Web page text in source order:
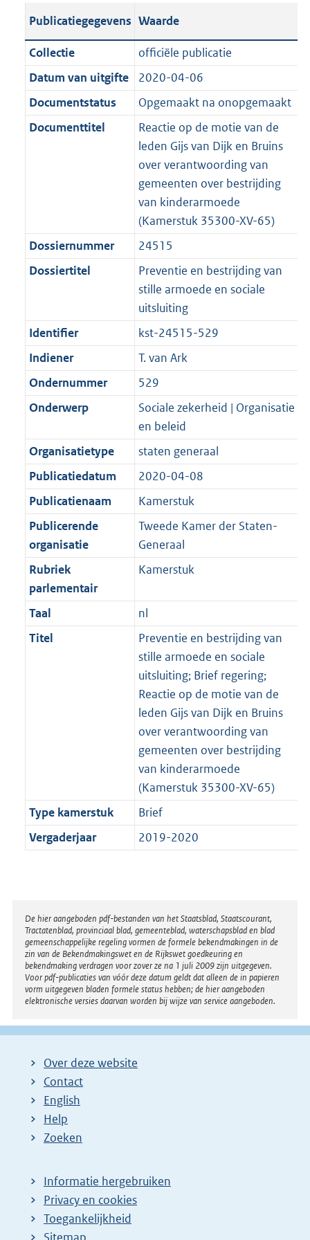
a
i
e
i
n
f
e
3
K
b
c
t
i
e
i
n
t
t
:
K
b
i
a
t
i
e
i
a
t
t
e
7
K
b
l
c
a
t
i
e
a
a
o
t
:
1
0
a
n
d
s
g
r
o
o
t
t
e
:
K
b
a
n
d
s
g
o
o
t
t
e
2
K
Publicatiegegevens Waarde
Collectie
officiële publicatie
Datum van uitgifte
2020-04-06
Documentstatus
Opgemaakt na onopgemaakt
Documenttitel
Reactie op de motie van de
leden Gijs van Dijk en Bruins
over verantwoording van
gemeenten over bestrijding
van kinderarmoede
(Kamerstuk 35300-XV-65)
Dossiernummer
24515
Dossiertitel
Preventie en bestrijding van
stille armoede en sociale
uitsluiting
Identifier
kst-24515-529
Indiener
T. van Ark
Ondernummer
529
Onderwerp
Sociale zekerheid | Organisatie
en beleid
Organisatietype
staten generaal
Publicatiedatum
2020-04-08
Publicatienaam
Kamerstuk
Publicerende
organisatie
Tweede Kamer der Staten-
Generaal
Rubriek
parlementair
Kamerstuk
Taal
nl
Titel
Preventie en bestrijding van
stille armoede en sociale
uitsluiting; Brief regering;
Reactie op de motie van de
leden Gijs van Dijk en Bruins
over verantwoording van
gemeenten over bestrijding
van kinderarmoede
(Kamerstuk 35300-XV-65)
Type kamerstuk
Brief
Vergaderjaar
2019-2020
Disclaimer
De hier aangeboden pdf-bestanden van het Staatsblad, Staatscourant,
Tractatenblad, provinciaal blad, gemeenteblad, waterschapsblad en blad
gemeenschappelijke regeling vormen de formele bekendmakingen in de
zin van de Bekendmakingswet en de Rijkswet goedkeuring en
bekendmaking verdragen voor zover ze na 1 juli 2009 zijn uitgegeven.
Voor pdf-publicaties van vóór deze datum geldt dat alleen de in papieren
vorm uitgegeven bladen formele status hebben; de hier aangeboden
elektronische versies daarvan worden bij wijze van service aangeboden.
Over deze website
Contact
English
Help
Zoeken
Informatie hergebruiken
Privacy en cookies
Toegankelijkheid
Sitemap